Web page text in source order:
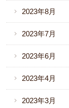
2023年8月
2023年7月
2023年6月
2023年4月
2023年3月